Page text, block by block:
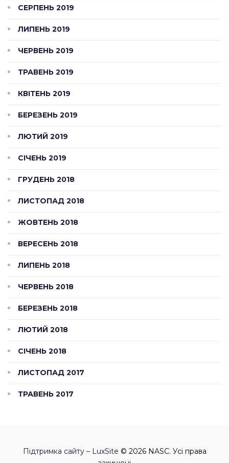
СЕРПЕНЬ 2019
ЛИПЕНЬ 2019
ЧЕРВЕНЬ 2019
ТРАВЕНЬ 2019
КВІТЕНЬ 2019
БЕРЕЗЕНЬ 2019
ЛЮТИЙ 2019
СІЧЕНЬ 2019
ГРУДЕНЬ 2018
ЛИСТОПАД 2018
ЖОВТЕНЬ 2018
ВЕРЕСЕНЬ 2018
ЛИПЕНЬ 2018
ЧЕРВЕНЬ 2018
БЕРЕЗЕНЬ 2018
ЛЮТИЙ 2018
СІЧЕНЬ 2018
ЛИСТОПАД 2017
ТРАВЕНЬ 2017
Підтримка сайту – LuxSite © 2026 NASC. Усі права